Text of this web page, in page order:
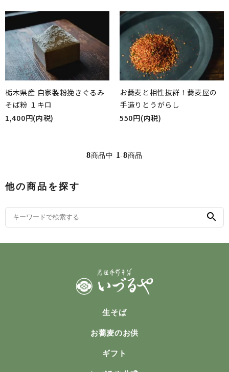
ギフト
よくあるご質問
お問い合わせ
person_add_alt_1 person ログイン
受付時間
mail_outline お問い合わせ
栃木県産 自家製粉挽きぐるみ
そば粉 １キロ
1,400円(内税)
お蕎麦と相性抜群！蕎麦屋の
手造りとうがらし
550円(内税)
8商品中 1-8商品
他の商品を探す
search
生そば
お蕎麦のお供
ギフト